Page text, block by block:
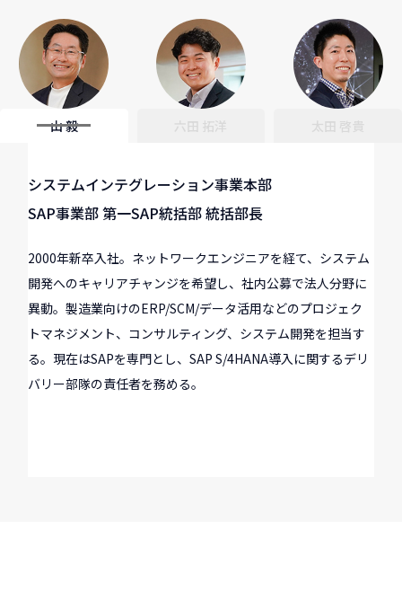
山 毅
システムインテグレーション事業本部
SAP事業部 第一SAP統括部 統括部長
2000年新卒入社。ネットワークエンジニアを経て、システム
開発へのキャリアチャンジを希望し、社内公募で法人分野に
異動。製造業向けのERP/SCM/データ活用などのプロジェク
トマネジメント、コンサルティング、システム開発を担当す
る。現在はSAPを専門とし、SAP S/4HANA導入に関するデリ
バリー部隊の責任者を務める。